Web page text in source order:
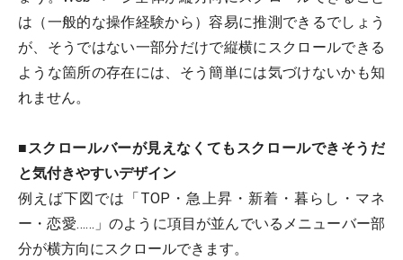
は（一般的な操作経験から）容易に推測できるでしょう
が、そうではない一部分だけで縦横にスクロールできる
ような箇所の存在には、そう簡単には気づけないかも知
れません。
■スクロールバーが見えなくてもスクロールできそうだ
と気付きやすいデザイン
例えば下図では「TOP・急上昇・新着・暮らし・マネ
ー・恋愛……」のように項目が並んでいるメニューバー部
分が横方向にスクロールできます。